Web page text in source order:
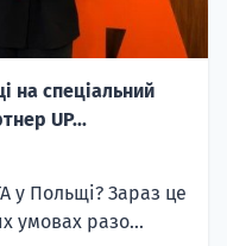
на спеціальний
UP...
у Польщі? Зараз це
умовах разо...